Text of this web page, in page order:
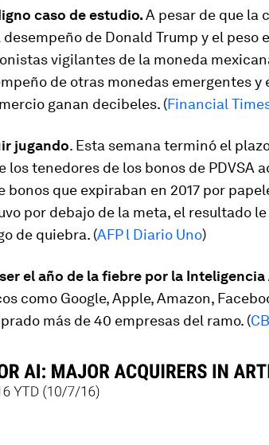
caso de estudio.A pesar de que la
de Donald Trump y el peso
vigilantes de la moneda
de otras monedas emergentes y
ganan decibeles. (Financial
jugando. Esta semana terminó el
los tenedores de los bonos de PDVSA
bonos que expiraban en 2017 por
por debajo de la meta, el resultado
de quiebra. (AFP l Diario Uno)
el año de la fiebre por la
como Google, Apple, Amazon,
más de 40 empresas del ramo. (